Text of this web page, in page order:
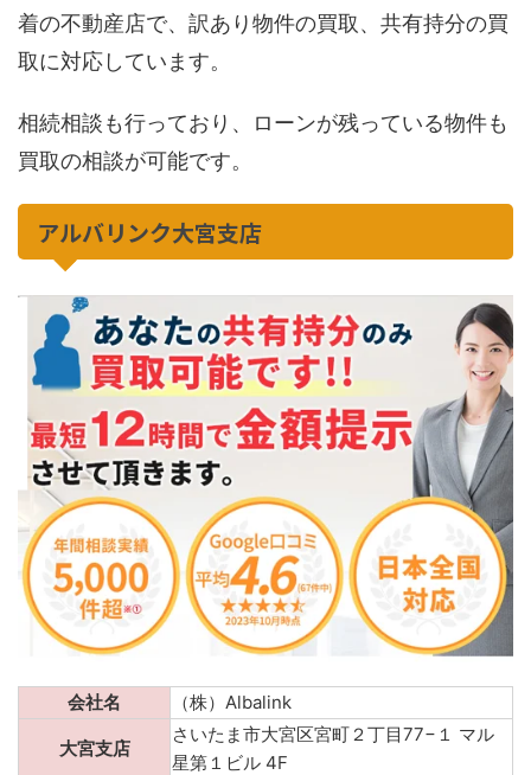
着の不動産店で、訳あり物件の買取、共有持分の買
取に対応しています。
相続相談も行っており、ローンが残っている物件も
買取の相談が可能です。
アルバリンク大宮支店
会社名 （株）Albalink
大宮支店
さいたま市大宮区宮町２丁目77−１ マル
星第１ビル 4F